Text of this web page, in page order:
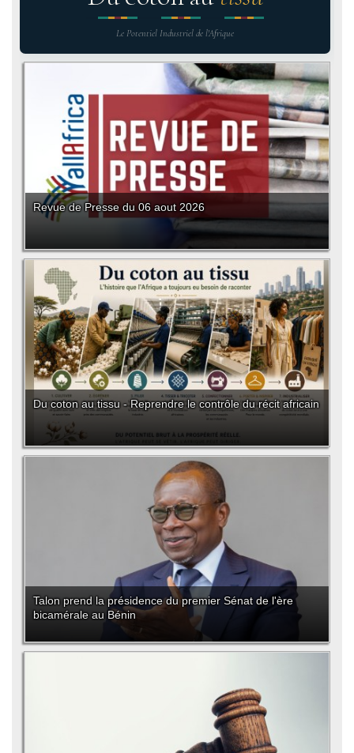
Le Potentiel Industriel de l'Afrique
Revue de Presse du 06 aout 2026
Du coton au tissu - Reprendre le contrôle du récit africain
Talon prend la présidence du premier Sénat de l'ère
bicamérale au Bénin